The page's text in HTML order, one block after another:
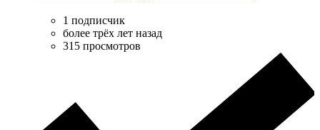
1 подписчик
более трёх лет назад
315 просмотров